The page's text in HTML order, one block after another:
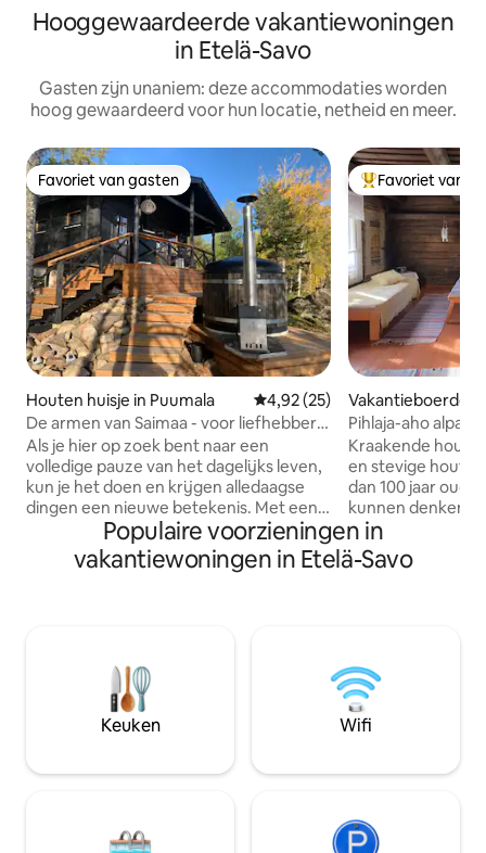
Hooggewaardeerde vakantiewoningen
in Etelä-Savo
Gasten zijn unaniem: deze accommodaties worden
hoog gewaardeerd voor hun locatie, netheid en meer.
Favoriet van gasten
Favoriet van gasten
Houten huisje in Puumala Gemiddelde beoordeling van
4,92 (25)
De armen van Saimaa - voor liefhebbers
van rust
Als je hier op zoek bent naar een
volledige pauze van het dagelijks leven,
kun je het doen en krijgen alledaagse
dingen een nieuwe betekenis. Met een
elektrische hut ben je hier en nu
aanwezig. Een aparte zomerkeuken op
een klif met de meest verbluffende
kan worden uitgespreid. Je hebt ook de
beschikking over een roeiboot en een
subbord. Veel warmt op tegen een
aparte vergoeding. Een vuurplaats op
trappen, dus houd er rekening mee bij
Topfavoriet van
Favoriet van
Vakantieboerderij
Pihlaja-aho
Kraakende
en stevige
dan 100 jaar oude
kunnen denken
filmwereld
als je op zoek
ouderwetse,
hectare
Torppa worden
vriendelijke
gemakkelijke
schema.
Populaire voorzieningen in
vakantiewoningen in Etelä-Savo
Keuken Wifi